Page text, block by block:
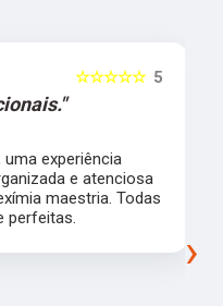
5
☆☆☆☆☆
experiência
e atenciosa
maestria. Todas
perfeitas.
›